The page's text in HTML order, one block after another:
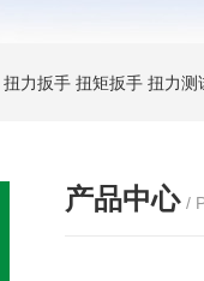
扭力扳手 扭矩扳手 扭力测
产品中心 /